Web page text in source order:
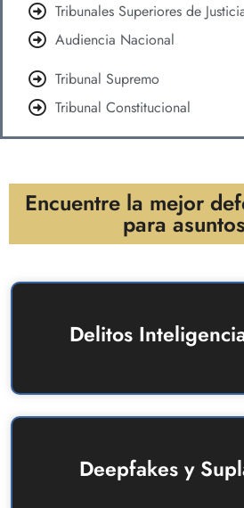
Tribunales Superiores de
Audiencia Nacional
Tribunal Supremo
Tribunal Constitucional
Encuentre la mejor
para
Delitos
Deepfakes y